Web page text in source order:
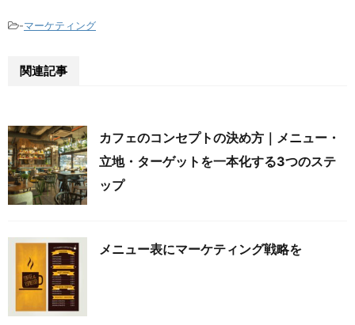
-マーケティング
関連記事
カフェのコンセプトの決め方｜メニュー・
立地・ターゲットを一本化する3つのステ
ップ
メニュー表にマーケティング戦略を